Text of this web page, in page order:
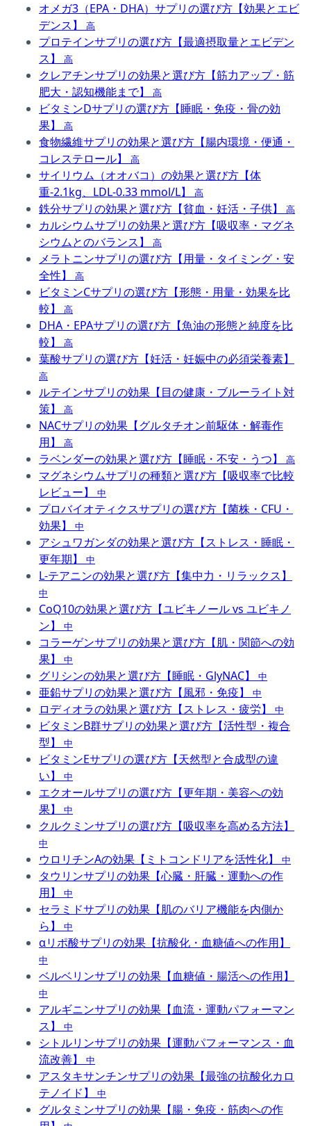
オメガ3（EPA・DHA）サプリの選び方【効果とエビ
デンス】
高
プロテインサプリの選び方【最適摂取量とエビデン
ス】
高
クレアチンサプリの効果と選び方【筋力アップ・筋
肥大・認知機能まで】
高
ビタミンDサプリの選び方【睡眠・免疫・骨の効
果】
高
食物繊維サプリの効果と選び方【腸内環境・便通・
コレステロール】
高
サイリウム（オオバコ）の効果と選び方【体
重-2.1kg、LDL-0.33 mmol/L】
高
鉄分サプリの効果と選び方【貧血・妊活・子供】 高
カルシウムサプリの効果と選び方【吸収率・マグネ
シウムとのバランス】
高
メラトニンサプリの選び方【用量・タイミング・安
全性】
高
ビタミンCサプリの選び方【形態・用量・効果を比
較】
高
DHA・EPAサプリの選び方【魚油の形態と純度を比
較】
高
葉酸サプリの選び方【妊活・妊娠中の必須栄養素】
高
ルテインサプリの効果【目の健康・ブルーライト対
策】
高
NACサプリの効果【グルタチオン前駆体・解毒作
用】
高
ラベンダーの効果と選び方【睡眠・不安・うつ】 高
マグネシウムサプリの種類と選び方【吸収率で比較
レビュー】
中
プロバイオティクスサプリの選び方【菌株・CFU・
効果】
中
アシュワガンダの効果と選び方【ストレス・睡眠・
更年期】
中
L-テアニンの効果と選び方【集中力・リラックス】
中
CoQ10の効果と選び方【ユビキノール vs ユビキノ
ン】
中
コラーゲンサプリの効果と選び方【肌・関節への効
果】
中
グリシンの効果と選び方【睡眠・GlyNAC】 中
亜鉛サプリの効果と選び方【風邪・免疫】 中
ロディオラの効果と選び方【ストレス・疲労】 中
ビタミンB群サプリの効果と選び方【活性型・複合
型】
中
ビタミンEサプリの選び方【天然型と合成型の違
い】
中
エクオールサプリの選び方【更年期・美容への効
果】
中
クルクミンサプリの選び方【吸収率を高める方法】
中
ウロリチンAの効果【ミトコンドリアを活性化】 中
タウリンサプリの効果【心臓・肝臓・運動への作
用】
中
セラミドサプリの効果【肌のバリア機能を内側か
ら】
中
αリポ酸サプリの効果【抗酸化・血糖値への作用】
中
ベルベリンサプリの効果【血糖値・腸活への作用】
中
アルギニンサプリの効果【血流・運動パフォーマン
ス】
中
シトルリンサプリの効果【運動パフォーマンス・血
流改善】
中
アスタキサンチンサプリの効果【最強の抗酸化カロ
テノイド】
中
グルタミンサプリの効果【腸・免疫・筋肉への作